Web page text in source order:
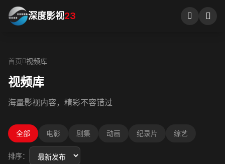
深度影视23
首页 视频库
视频库
海量影视内容，精彩不容错过
全部 电影 剧集 动画 纪录片 综艺
排序：